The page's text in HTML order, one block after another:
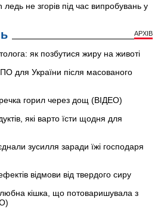
не згорів під час випробувань у
АРХІВ
як позбутися жиру на животі
для України після масованого
горил через дощ (ВІДЕО)
які варто їсти щодня для
зусилля заради їжі господаря
відмови від твердого сиру
кішка, що потоваришувала з